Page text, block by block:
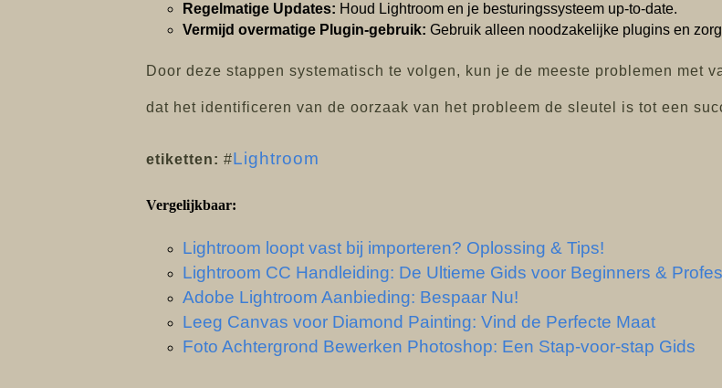
Regelmatige Updates: Houd Lightroom en je besturingssysteem up-to-date.
Vermijd overmatige Plugin-gebruik: Gebruik alleen noodzakelijke plugins en
Door deze stappen systematisch te volgen, kun je de meeste problemen met
dat het identificeren van de oorzaak van het probleem de sleutel is tot een
etiketten: #Lightroom
Vergelijkbaar:
Lightroom loopt vast bij importeren? Oplossing & Tips!
Lightroom CC Handleiding: De Ultieme Gids voor Beginners &
Adobe Lightroom Aanbieding: Bespaar Nu!
Leeg Canvas voor Diamond Painting: Vind de Perfecte Maat
Foto Achtergrond Bewerken Photoshop: Een Stap-voor-stap Gids